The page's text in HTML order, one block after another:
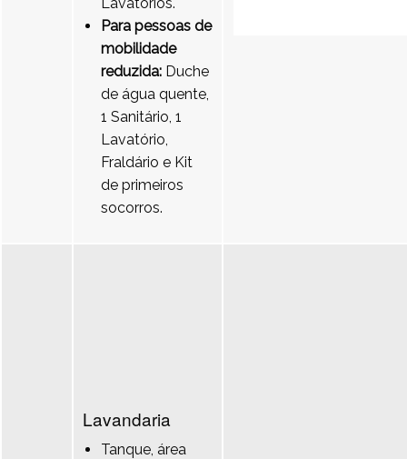
Para pessoas de
mobilidade
reduzida: Duche
de água quente,
1 Sanitário, 1
Lavatório,
Fraldário e Kit
de primeiros
socorros.
Lavandaria
Tanque, área